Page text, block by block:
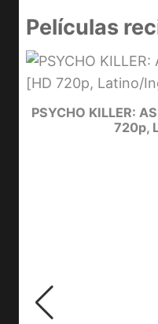
Películas
PSYCHO KILLER:
720p,